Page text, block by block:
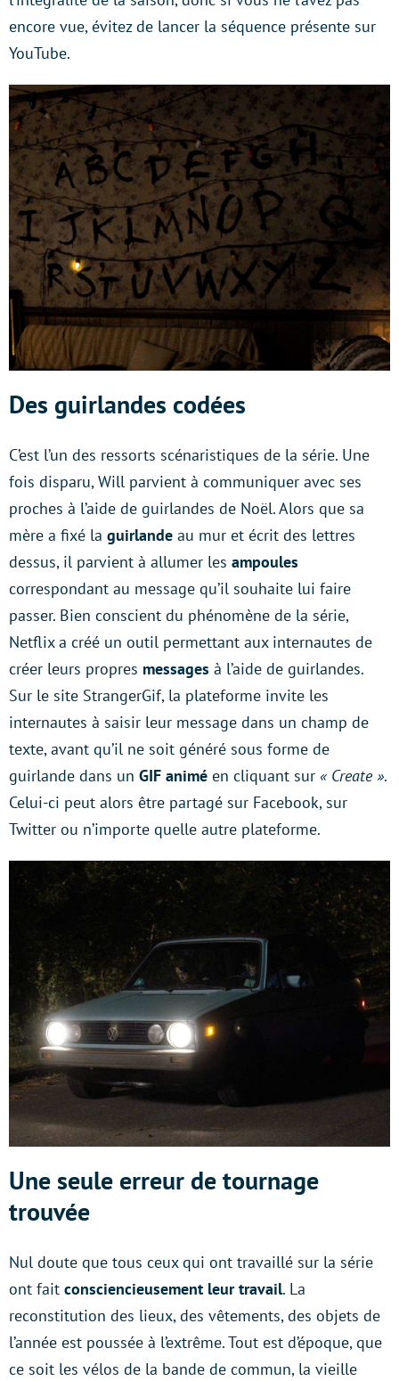
encore vue, évitez de lancer la séquence présente sur
YouTube.
Des guirlandes codées
C’est l’un des ressorts scénaristiques de la série. Une
fois disparu, Will parvient à communiquer avec ses
proches à l’aide de guirlandes de Noël. Alors que sa
mère a fixé la guirlande au mur et écrit des lettres
dessus, il parvient à allumer les ampoules
correspondant au message qu’il souhaite lui faire
passer. Bien conscient du phénomène de la série,
Netflix a créé un outil permettant aux internautes de
créer leurs propres messages à l’aide de guirlandes.
Sur le site StrangerGif, la plateforme invite les
internautes à saisir leur message dans un champ de
texte, avant qu’il ne soit généré sous forme de
guirlande dans un GIF animé en cliquant sur « Create ».
Celui-ci peut alors être partagé sur Facebook, sur
Twitter ou n’importe quelle autre plateforme.
Une seule erreur de tournage
trouvée
Nul doute que tous ceux qui ont travaillé sur la série
ont fait consciencieusement leur travail. La
reconstitution des lieux, des vêtements, des objets de
l’année est poussée à l’extrême. Tout est d’époque, que
ce soit les vélos de la bande de commun, la vieille